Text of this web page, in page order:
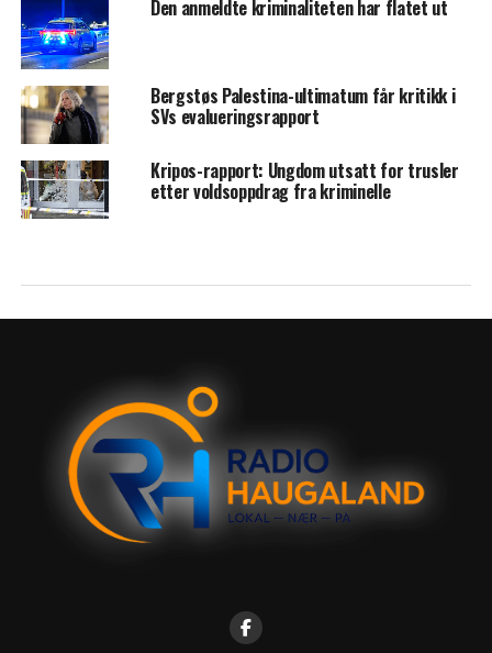
Den anmeldte kriminaliteten har flatet ut
Bergstøs Palestina-ultimatum får kritikk i
SVs evalueringsrapport
Kripos-rapport: Ungdom utsatt for trusler
etter voldsoppdrag fra kriminelle